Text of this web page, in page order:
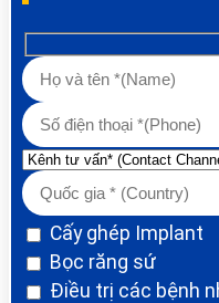
Cấy ghép Implant
Bọc răng sứ
Điều trị các bệnh